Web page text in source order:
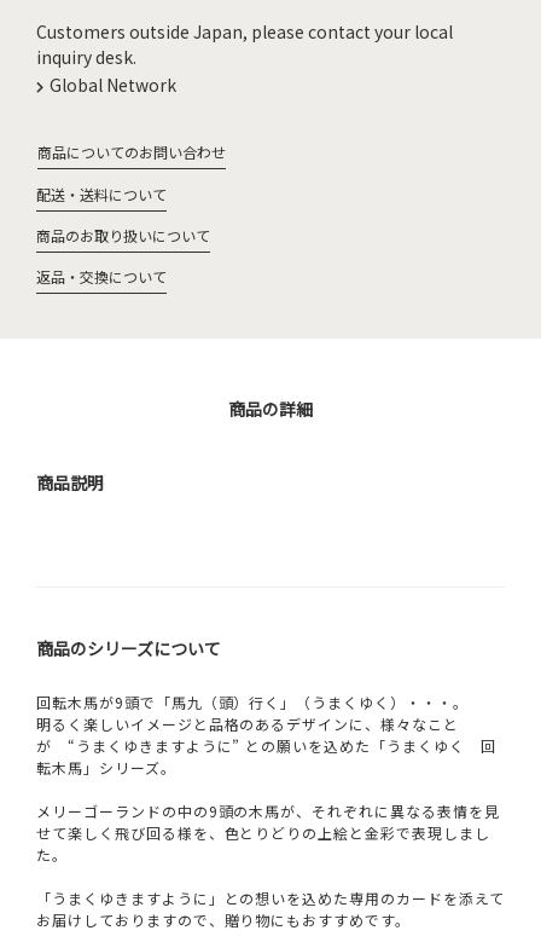
Customers outside Japan, please contact your local
inquiry desk.
Global Network
商品についてのお問い合わせ
配送・送料について
商品のお取り扱いについて
返品・交換について
商品の詳細
商品説明
商品のシリーズについて
回転木馬が9頭で「馬九（頭）行く」（うまくゆく）・・・。
明るく楽しいイメージと品格のあるデザインに、様々なこと
が “うまくゆきますように” との願いを込めた「うまくゆく 回
転木馬」シリーズ。
メリーゴーランドの中の9頭の木馬が、それぞれに異なる表情を見
せて楽しく飛び回る様を、色とりどりの上絵と金彩で表現しまし
た。
「うまくゆきますように」との想いを込めた専用のカードを添えて
お届けしておりますので、贈り物にもおすすめです。